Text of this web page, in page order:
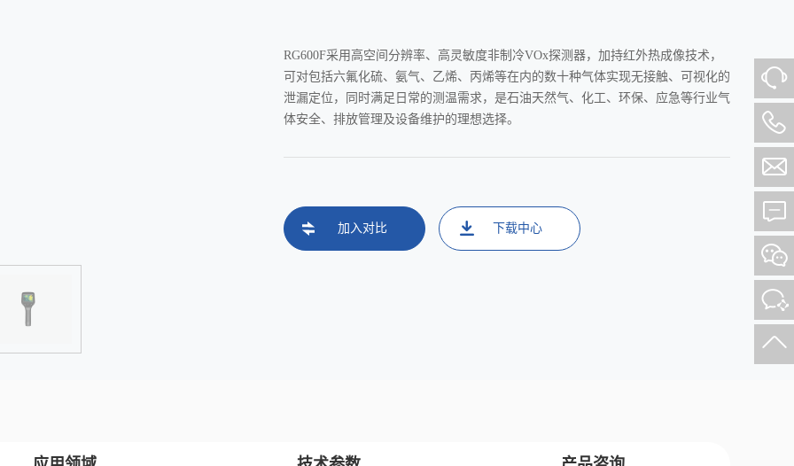
RG600F采用高空间分辨率、高灵敏度非制冷VOx探测器，加持红外热成像技术，
可对包括六氟化硫、氨气、乙烯、丙烯等在内的数十种气体实现无接触、可视化的
泄漏定位，同时满足日常的测温需求，是石油天然气、化工、环保、应急等行业气
体安全、排放管理及设备维护的理想选择。
加入对比 下载中心